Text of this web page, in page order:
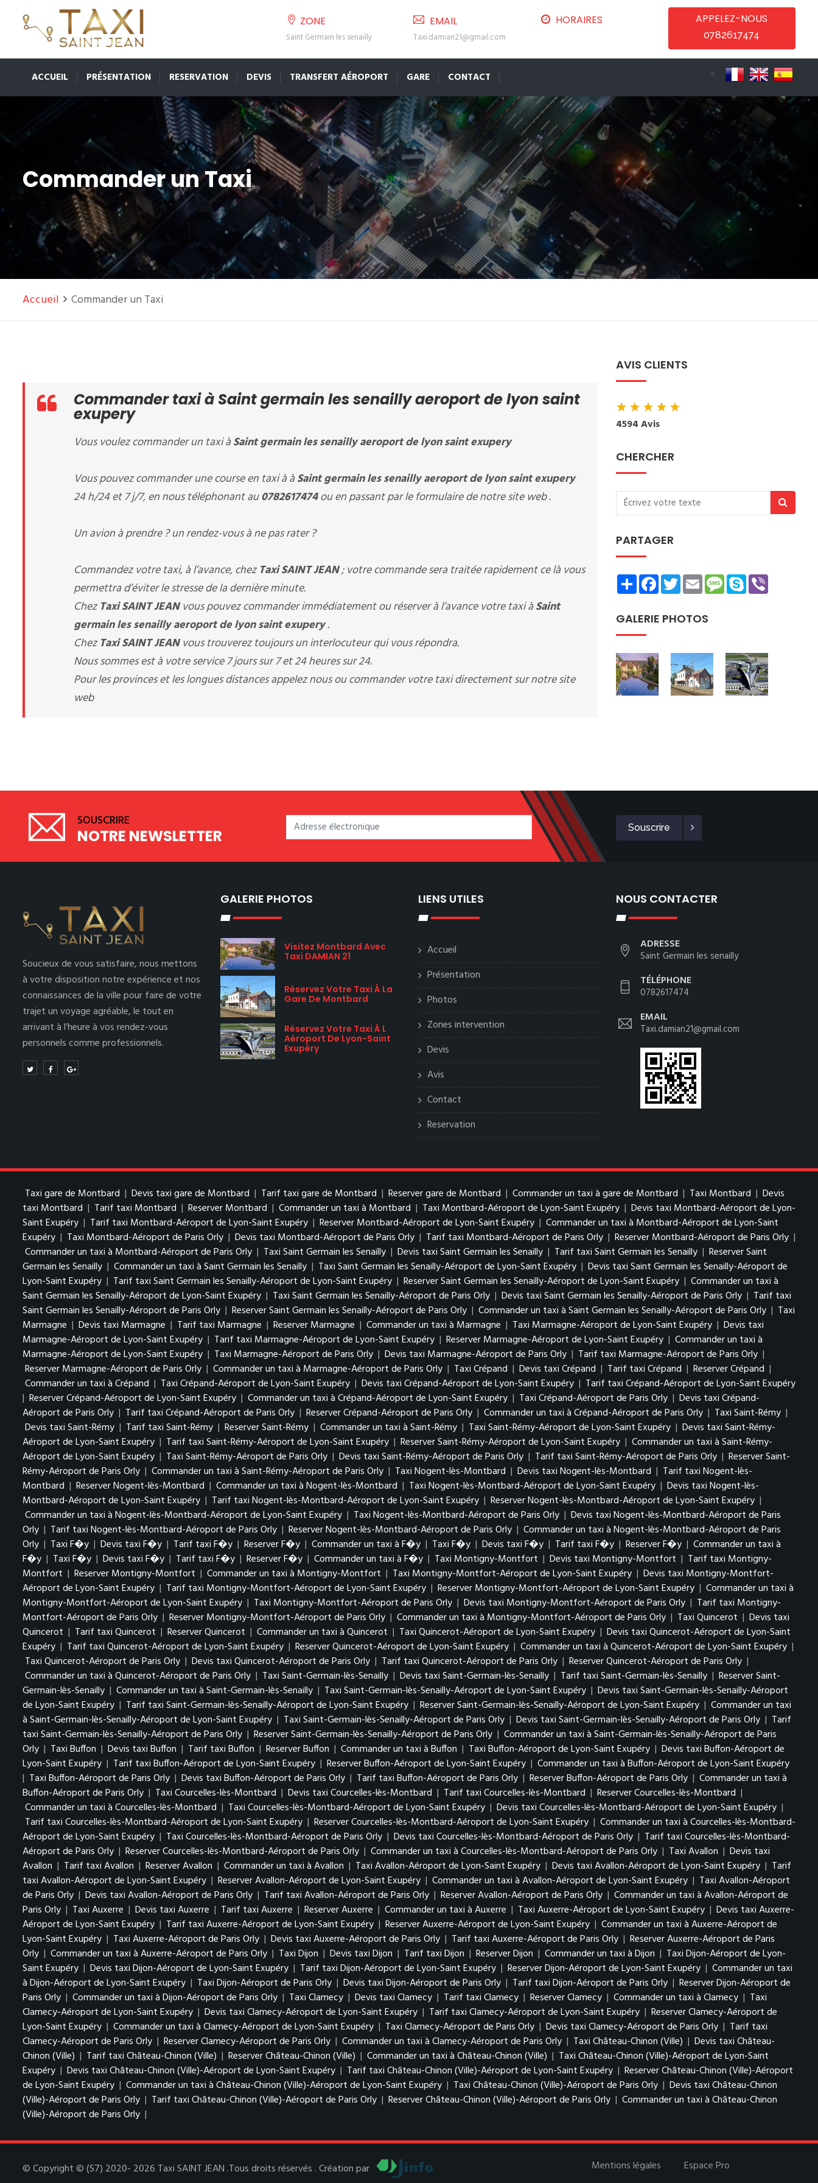
ZONE
Saint Germain les senailly
EMAIL
Taxi.damian21@gmail.com
HORAIRES APPELEZ-NOUS
0782617474
ACCUEIL PRÉSENTATION RESERVATION DEVIS TRANSFERT AÉROPORT GARE CONTACT
Commander un Taxi
Accueil Commander un Taxi
Commander taxi à Saint germain les senailly aeroport de lyon saint
exupery
Vous voulez commander un taxi àSaint germain les senailly aeroport de lyon saint exupery
Vous pouvez commander une course en taxi à àSaint germain les senailly aeroport de lyon saint exupery
24 h/24 et 7 j/7, en nous téléphonant au0782617474ou en passant par le formulaire de notre site web .
Un avion à prendre ? un rendez-vous à ne pas rater ?
Commandez votre taxi, à l’avance, chezTaxi SAINT JEAN; votre commande sera traitée rapidement ce là vous
permettra d’éviter le stresse de la dernière minute.
ChezTaxi SAINT JEANvous pouvez commander immédiatement ou réserver à l’avance votre taxi àSaint
germain les senailly aeroport de lyon saint exupery.
ChezTaxi SAINT JEANvous trouverez toujours un interlocuteur qui vous répondra.
Nous sommes est à votre service 7 jours sur 7 et 24 heures sur 24.
Pour les provinces et les longues distances appelez nous ou commander votre taxi directement sur notre site
web
AVIS CLIENTS
★★★★★
4594 Avis
CHERCHER
PARTAGER
ShareFacebookTwitterEmailMessage
Skype
GALERIE PHOTOS
SOUSCRIRE
NOTRE NEWSLETTER Souscrire
Soucieux de vous satisfaire, nous mettons
à votre disposition notre expérience et nos
connaissances de la ville pour faire de votre
trajet un voyage agréable, le tout en
arrivant à l’heure à vos rendez-vous
personnels comme professionnels.
GALERIE PHOTOS
Visitez Montbard Avec
Taxi DAMIAN 21
Réservez Votre Taxi À La
Gare De Montbard
Réservez Votre Taxi À L
Aéroport De Lyon-Saint
Exupéry
LIENS UTILES
Accueil
Présentation
Photos
Zones intervention
Devis
Avis
Contact
Reservation
NOUS CONTACTER
ADRESSE
Saint Germain les senailly
TÉLÉPHONE
0782617474
EMAIL
Taxi.damian21@gmail.com
Taxi gare de Montbard | Devis taxi gare de Montbard | Tarif taxi gare de Montbard | Reserver gare de Montbard | Commander un taxi à gare de Montbard | Taxi Montbard | Devis
taxi Montbard | Tarif taxi Montbard | Reserver Montbard | Commander un taxi à Montbard | Taxi Montbard-Aéroport de Lyon-Saint Exupéry | Devis taxi Montbard-Aéroport de Lyon-
Saint Exupéry | Tarif taxi Montbard-Aéroport de Lyon-Saint Exupéry | Reserver Montbard-Aéroport de Lyon-Saint Exupéry | Commander un taxi à Montbard-Aéroport de Lyon-Saint
Exupéry | Taxi Montbard-Aéroport de Paris Orly | Devis taxi Montbard-Aéroport de Paris Orly | Tarif taxi Montbard-Aéroport de Paris Orly | Reserver Montbard-Aéroport de Paris Orly |
Commander un taxi à Montbard-Aéroport de Paris Orly | Taxi Saint Germain les Senailly | Devis taxi Saint Germain les Senailly | Tarif taxi Saint Germain les Senailly | Reserver Saint
Germain les Senailly | Commander un taxi à Saint Germain les Senailly | Taxi Saint Germain les Senailly-Aéroport de Lyon-Saint Exupéry | Devis taxi Saint Germain les Senailly-Aéroport de
Lyon-Saint Exupéry | Tarif taxi Saint Germain les Senailly-Aéroport de Lyon-Saint Exupéry | Reserver Saint Germain les Senailly-Aéroport de Lyon-Saint Exupéry | Commander un taxi à
Saint Germain les Senailly-Aéroport de Lyon-Saint Exupéry | Taxi Saint Germain les Senailly-Aéroport de Paris Orly | Devis taxi Saint Germain les Senailly-Aéroport de Paris Orly | Tarif taxi
Saint Germain les Senailly-Aéroport de Paris Orly | Reserver Saint Germain les Senailly-Aéroport de Paris Orly | Commander un taxi à Saint Germain les Senailly-Aéroport de Paris Orly | Taxi
Marmagne | Devis taxi Marmagne | Tarif taxi Marmagne | Reserver Marmagne | Commander un taxi à Marmagne | Taxi Marmagne-Aéroport de Lyon-Saint Exupéry | Devis taxi
Marmagne-Aéroport de Lyon-Saint Exupéry | Tarif taxi Marmagne-Aéroport de Lyon-Saint Exupéry | Reserver Marmagne-Aéroport de Lyon-Saint Exupéry | Commander un taxi à
Marmagne-Aéroport de Lyon-Saint Exupéry | Taxi Marmagne-Aéroport de Paris Orly | Devis taxi Marmagne-Aéroport de Paris Orly | Tarif taxi Marmagne-Aéroport de Paris Orly |
Reserver Marmagne-Aéroport de Paris Orly | Commander un taxi à Marmagne-Aéroport de Paris Orly | Taxi Crépand | Devis taxi Crépand | Tarif taxi Crépand | Reserver Crépand |
Commander un taxi à Crépand | Taxi Crépand-Aéroport de Lyon-Saint Exupéry | Devis taxi Crépand-Aéroport de Lyon-Saint Exupéry | Tarif taxi Crépand-Aéroport de Lyon-Saint Exupéry
| Reserver Crépand-Aéroport de Lyon-Saint Exupéry | Commander un taxi à Crépand-Aéroport de Lyon-Saint Exupéry | Taxi Crépand-Aéroport de Paris Orly | Devis taxi Crépand-
Aéroport de Paris Orly | Tarif taxi Crépand-Aéroport de Paris Orly | Reserver Crépand-Aéroport de Paris Orly | Commander un taxi à Crépand-Aéroport de Paris Orly | Taxi Saint-Rémy |
Devis taxi Saint-Rémy | Tarif taxi Saint-Rémy | Reserver Saint-Rémy | Commander un taxi à Saint-Rémy | Taxi Saint-Rémy-Aéroport de Lyon-Saint Exupéry | Devis taxi Saint-Rémy-
Aéroport de Lyon-Saint Exupéry | Tarif taxi Saint-Rémy-Aéroport de Lyon-Saint Exupéry | Reserver Saint-Rémy-Aéroport de Lyon-Saint Exupéry | Commander un taxi à Saint-Rémy-
Aéroport de Lyon-Saint Exupéry | Taxi Saint-Rémy-Aéroport de Paris Orly | Devis taxi Saint-Rémy-Aéroport de Paris Orly | Tarif taxi Saint-Rémy-Aéroport de Paris Orly | Reserver Saint-
Rémy-Aéroport de Paris Orly | Commander un taxi à Saint-Rémy-Aéroport de Paris Orly | Taxi Nogent-lès-Montbard | Devis taxi Nogent-lès-Montbard | Tarif taxi Nogent-lès-
Montbard | Reserver Nogent-lès-Montbard | Commander un taxi à Nogent-lès-Montbard | Taxi Nogent-lès-Montbard-Aéroport de Lyon-Saint Exupéry | Devis taxi Nogent-lès-
Montbard-Aéroport de Lyon-Saint Exupéry | Tarif taxi Nogent-lès-Montbard-Aéroport de Lyon-Saint Exupéry | Reserver Nogent-lès-Montbard-Aéroport de Lyon-Saint Exupéry |
Commander un taxi à Nogent-lès-Montbard-Aéroport de Lyon-Saint Exupéry | Taxi Nogent-lès-Montbard-Aéroport de Paris Orly | Devis taxi Nogent-lès-Montbard-Aéroport de Paris
Orly | Tarif taxi Nogent-lès-Montbard-Aéroport de Paris Orly | Reserver Nogent-lès-Montbard-Aéroport de Paris Orly | Commander un taxi à Nogent-lès-Montbard-Aéroport de Paris
Orly | Taxi F�y | Devis taxi F�y | Tarif taxi F�y | Reserver F�y | Commander un taxi à F�y | Taxi F�y | Devis taxi F�y | Tarif taxi F�y | Reserver F�y | Commander un taxi à
F�y | Taxi F�y | Devis taxi F�y | Tarif taxi F�y | Reserver F�y | Commander un taxi à F�y | Taxi Montigny-Montfort | Devis taxi Montigny-Montfort | Tarif taxi Montigny-
Montfort | Reserver Montigny-Montfort | Commander un taxi à Montigny-Montfort | Taxi Montigny-Montfort-Aéroport de Lyon-Saint Exupéry | Devis taxi Montigny-Montfort-
Aéroport de Lyon-Saint Exupéry | Tarif taxi Montigny-Montfort-Aéroport de Lyon-Saint Exupéry | Reserver Montigny-Montfort-Aéroport de Lyon-Saint Exupéry | Commander un taxi à
Montigny-Montfort-Aéroport de Lyon-Saint Exupéry | Taxi Montigny-Montfort-Aéroport de Paris Orly | Devis taxi Montigny-Montfort-Aéroport de Paris Orly | Tarif taxi Montigny-
Montfort-Aéroport de Paris Orly | Reserver Montigny-Montfort-Aéroport de Paris Orly | Commander un taxi à Montigny-Montfort-Aéroport de Paris Orly | Taxi Quincerot | Devis taxi
Quincerot | Tarif taxi Quincerot | Reserver Quincerot | Commander un taxi à Quincerot | Taxi Quincerot-Aéroport de Lyon-Saint Exupéry | Devis taxi Quincerot-Aéroport de Lyon-Saint
Exupéry | Tarif taxi Quincerot-Aéroport de Lyon-Saint Exupéry | Reserver Quincerot-Aéroport de Lyon-Saint Exupéry | Commander un taxi à Quincerot-Aéroport de Lyon-Saint Exupéry |
Taxi Quincerot-Aéroport de Paris Orly | Devis taxi Quincerot-Aéroport de Paris Orly | Tarif taxi Quincerot-Aéroport de Paris Orly | Reserver Quincerot-Aéroport de Paris Orly |
Commander un taxi à Quincerot-Aéroport de Paris Orly | Taxi Saint-Germain-lès-Senailly | Devis taxi Saint-Germain-lès-Senailly | Tarif taxi Saint-Germain-lès-Senailly | Reserver Saint-
Germain-lès-Senailly | Commander un taxi à Saint-Germain-lès-Senailly | Taxi Saint-Germain-lès-Senailly-Aéroport de Lyon-Saint Exupéry | Devis taxi Saint-Germain-lès-Senailly-Aéroport
de Lyon-Saint Exupéry | Tarif taxi Saint-Germain-lès-Senailly-Aéroport de Lyon-Saint Exupéry | Reserver Saint-Germain-lès-Senailly-Aéroport de Lyon-Saint Exupéry | Commander un taxi
à Saint-Germain-lès-Senailly-Aéroport de Lyon-Saint Exupéry | Taxi Saint-Germain-lès-Senailly-Aéroport de Paris Orly | Devis taxi Saint-Germain-lès-Senailly-Aéroport de Paris Orly | Tarif
taxi Saint-Germain-lès-Senailly-Aéroport de Paris Orly | Reserver Saint-Germain-lès-Senailly-Aéroport de Paris Orly | Commander un taxi à Saint-Germain-lès-Senailly-Aéroport de Paris
Orly | Taxi Buffon | Devis taxi Buffon | Tarif taxi Buffon | Reserver Buffon | Commander un taxi à Buffon | Taxi Buffon-Aéroport de Lyon-Saint Exupéry | Devis taxi Buffon-Aéroport de
Lyon-Saint Exupéry | Tarif taxi Buffon-Aéroport de Lyon-Saint Exupéry | Reserver Buffon-Aéroport de Lyon-Saint Exupéry | Commander un taxi à Buffon-Aéroport de Lyon-Saint Exupéry
| Taxi Buffon-Aéroport de Paris Orly | Devis taxi Buffon-Aéroport de Paris Orly | Tarif taxi Buffon-Aéroport de Paris Orly | Reserver Buffon-Aéroport de Paris Orly | Commander un taxi à
Buffon-Aéroport de Paris Orly | Taxi Courcelles-lès-Montbard | Devis taxi Courcelles-lès-Montbard | Tarif taxi Courcelles-lès-Montbard | Reserver Courcelles-lès-Montbard |
Commander un taxi à Courcelles-lès-Montbard | Taxi Courcelles-lès-Montbard-Aéroport de Lyon-Saint Exupéry | Devis taxi Courcelles-lès-Montbard-Aéroport de Lyon-Saint Exupéry |
Tarif taxi Courcelles-lès-Montbard-Aéroport de Lyon-Saint Exupéry | Reserver Courcelles-lès-Montbard-Aéroport de Lyon-Saint Exupéry | Commander un taxi à Courcelles-lès-Montbard-
Aéroport de Lyon-Saint Exupéry | Taxi Courcelles-lès-Montbard-Aéroport de Paris Orly | Devis taxi Courcelles-lès-Montbard-Aéroport de Paris Orly | Tarif taxi Courcelles-lès-Montbard-
Aéroport de Paris Orly | Reserver Courcelles-lès-Montbard-Aéroport de Paris Orly | Commander un taxi à Courcelles-lès-Montbard-Aéroport de Paris Orly | Taxi Avallon | Devis taxi
Avallon | Tarif taxi Avallon | Reserver Avallon | Commander un taxi à Avallon | Taxi Avallon-Aéroport de Lyon-Saint Exupéry | Devis taxi Avallon-Aéroport de Lyon-Saint Exupéry | Tarif
taxi Avallon-Aéroport de Lyon-Saint Exupéry | Reserver Avallon-Aéroport de Lyon-Saint Exupéry | Commander un taxi à Avallon-Aéroport de Lyon-Saint Exupéry | Taxi Avallon-Aéroport
de Paris Orly | Devis taxi Avallon-Aéroport de Paris Orly | Tarif taxi Avallon-Aéroport de Paris Orly | Reserver Avallon-Aéroport de Paris Orly | Commander un taxi à Avallon-Aéroport de
Paris Orly | Taxi Auxerre | Devis taxi Auxerre | Tarif taxi Auxerre | Reserver Auxerre | Commander un taxi à Auxerre | Taxi Auxerre-Aéroport de Lyon-Saint Exupéry | Devis taxi Auxerre-
Aéroport de Lyon-Saint Exupéry | Tarif taxi Auxerre-Aéroport de Lyon-Saint Exupéry | Reserver Auxerre-Aéroport de Lyon-Saint Exupéry | Commander un taxi à Auxerre-Aéroport de
Lyon-Saint Exupéry | Taxi Auxerre-Aéroport de Paris Orly | Devis taxi Auxerre-Aéroport de Paris Orly | Tarif taxi Auxerre-Aéroport de Paris Orly | Reserver Auxerre-Aéroport de Paris
Orly | Commander un taxi à Auxerre-Aéroport de Paris Orly | Taxi Dijon | Devis taxi Dijon | Tarif taxi Dijon | Reserver Dijon | Commander un taxi à Dijon | Taxi Dijon-Aéroport de Lyon-
Saint Exupéry | Devis taxi Dijon-Aéroport de Lyon-Saint Exupéry | Tarif taxi Dijon-Aéroport de Lyon-Saint Exupéry | Reserver Dijon-Aéroport de Lyon-Saint Exupéry | Commander un taxi
à Dijon-Aéroport de Lyon-Saint Exupéry | Taxi Dijon-Aéroport de Paris Orly | Devis taxi Dijon-Aéroport de Paris Orly | Tarif taxi Dijon-Aéroport de Paris Orly | Reserver Dijon-Aéroport de
Paris Orly | Commander un taxi à Dijon-Aéroport de Paris Orly | Taxi Clamecy | Devis taxi Clamecy | Tarif taxi Clamecy | Reserver Clamecy | Commander un taxi à Clamecy | Taxi
Clamecy-Aéroport de Lyon-Saint Exupéry | Devis taxi Clamecy-Aéroport de Lyon-Saint Exupéry | Tarif taxi Clamecy-Aéroport de Lyon-Saint Exupéry | Reserver Clamecy-Aéroport de
Lyon-Saint Exupéry | Commander un taxi à Clamecy-Aéroport de Lyon-Saint Exupéry | Taxi Clamecy-Aéroport de Paris Orly | Devis taxi Clamecy-Aéroport de Paris Orly | Tarif taxi
Clamecy-Aéroport de Paris Orly | Reserver Clamecy-Aéroport de Paris Orly | Commander un taxi à Clamecy-Aéroport de Paris Orly | Taxi Château-Chinon (Ville) | Devis taxi Château-
Chinon (Ville) | Tarif taxi Château-Chinon (Ville) | Reserver Château-Chinon (Ville) | Commander un taxi à Château-Chinon (Ville) | Taxi Château-Chinon (Ville)-Aéroport de Lyon-Saint
Exupéry | Devis taxi Château-Chinon (Ville)-Aéroport de Lyon-Saint Exupéry | Tarif taxi Château-Chinon (Ville)-Aéroport de Lyon-Saint Exupéry | Reserver Château-Chinon (Ville)-Aéroport
de Lyon-Saint Exupéry | Commander un taxi à Château-Chinon (Ville)-Aéroport de Lyon-Saint Exupéry | Taxi Château-Chinon (Ville)-Aéroport de Paris Orly | Devis taxi Château-Chinon
(Ville)-Aéroport de Paris Orly | Tarif taxi Château-Chinon (Ville)-Aéroport de Paris Orly | Reserver Château-Chinon (Ville)-Aéroport de Paris Orly | Commander un taxi à Château-Chinon
(Ville)-Aéroport de Paris Orly |
© Copyright © (S7) 2020- 2026 Taxi SAINT JEAN .Tous droits réservés . Création par Mentions légales Espace Pro